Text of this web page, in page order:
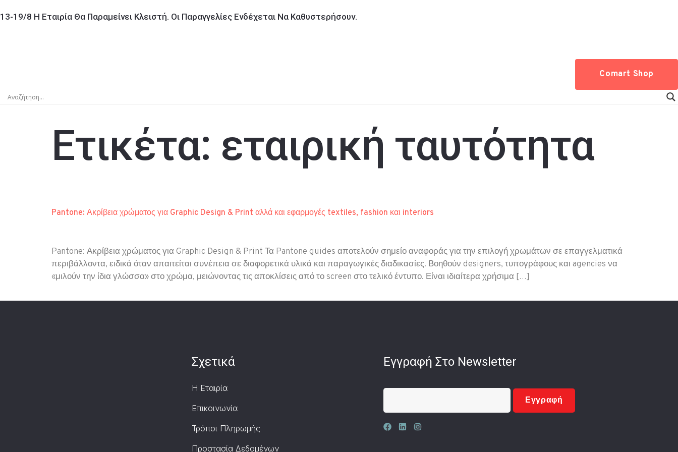
13-19/8 Η Εταιρία Θα Παραμείνει Κλειστή. Οι Παραγγελίες Ενδέχεται Να Καθυστερήσουν.
Comart Shop
Ετικέτα: εταιρική ταυτότητα
Pantone: Ακρίβεια χρώματος για Graphic Design & Print αλλά και εφαρμογές textiles, fashion και interiors
Pantone: Ακρίβεια χρώματος για Graphic Design & Print Τα Pantone guides αποτελούν σημείο αναφοράς για την επιλογή χρωμάτων σε επαγγελματικά
περιβάλλοντα, ειδικά όταν απαιτείται συνέπεια σε διαφορετικά υλικά και παραγωγικές διαδικασίες. Βοηθούν designers, τυπογράφους και agencies να
«μιλούν την ίδια γλώσσα» στο χρώμα, μειώνοντας τις αποκλίσεις από το screen στο τελικό έντυπο. Είναι ιδιαίτερα χρήσιμα […]
Σχετικά
Η Εταιρία
Επικοινωνία
Τρόποι Πληρωμής
Προστασία Δεδομένων
Εγγραφή Στο Newsletter
Εγγραφή